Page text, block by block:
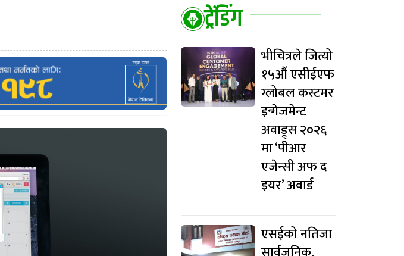
ट्रेंडिंग
भीचित्रले जित्यो
१५औं एसीईएफ
ग्लोबल कस्टमर
इन्गेजमेन्ट
अवाड्र्स २०२६
मा ‘पीआर
एजेन्सी अफ द
इयर’ अवार्ड
एसईको नतिजा